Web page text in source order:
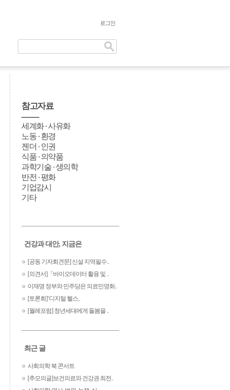
로그인
참고자료
세계화 · 사유화
노동 · 환경
젠더 · 인권
식품 · 의약품
과학기술 · 생의학
반전 · 평화
기업감시
기타
건강과 대안, 지금은
[공동 기자회견문] 신설 지역필수..
[의견서]「바이오데이터 활용 및 ..
이재명 정부와 민주당은 의료민영화..
[토론회]‘디지털 헬스..
[월례포럼] 청년세대에게 돌봄을 ..
최근 글
사회의학 북 콘서트
[추모의글]보건의료와 건강권 최전..